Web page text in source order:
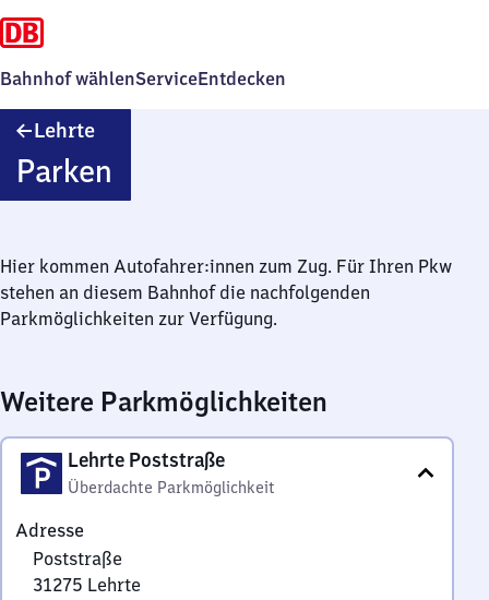
Bahnhof wählenServiceEntdecken
Lehrte
Parken
Hier kommen Autofahrer:innen zum Zug. Für Ihren Pkw
stehen an diesem Bahnhof die nachfolgenden
Parkmöglichkeiten zur Verfügung.
Weitere Parkmöglichkeiten
Lehrte Poststraße
Überdachte Parkmöglichkeit
Adresse
Poststraße
31275 Lehrte